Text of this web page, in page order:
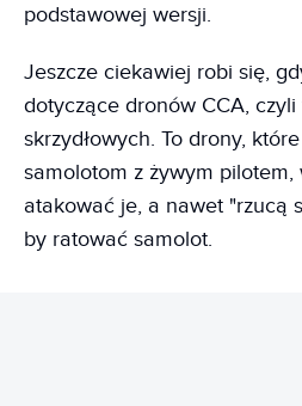
podstawowej wersji.
Jeszcze ciekawiej robi się,
dotyczące dronów CCA,
skrzydłowych. To drony,
samolotom z żywym pilotem,
atakować je, a nawet "rzucą
by ratować samolot.